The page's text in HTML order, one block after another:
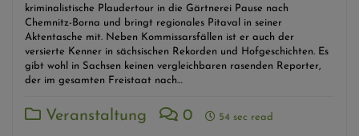
kriminalistische Plaudertour in die Gärtnerei Pause nach
Chemnitz-Borna und bringt regionales Pitaval in seiner
Aktentasche mit. Neben Kommissarsfällen ist er auch der
versierte Kenner in sächsischen Rekorden und Hofgeschichten. Es
gibt wohl in Sachsen keinen vergleichbaren rasenden Reporter,
der im gesamten Freistaat nach…
Veranstaltung 0 54 sec read